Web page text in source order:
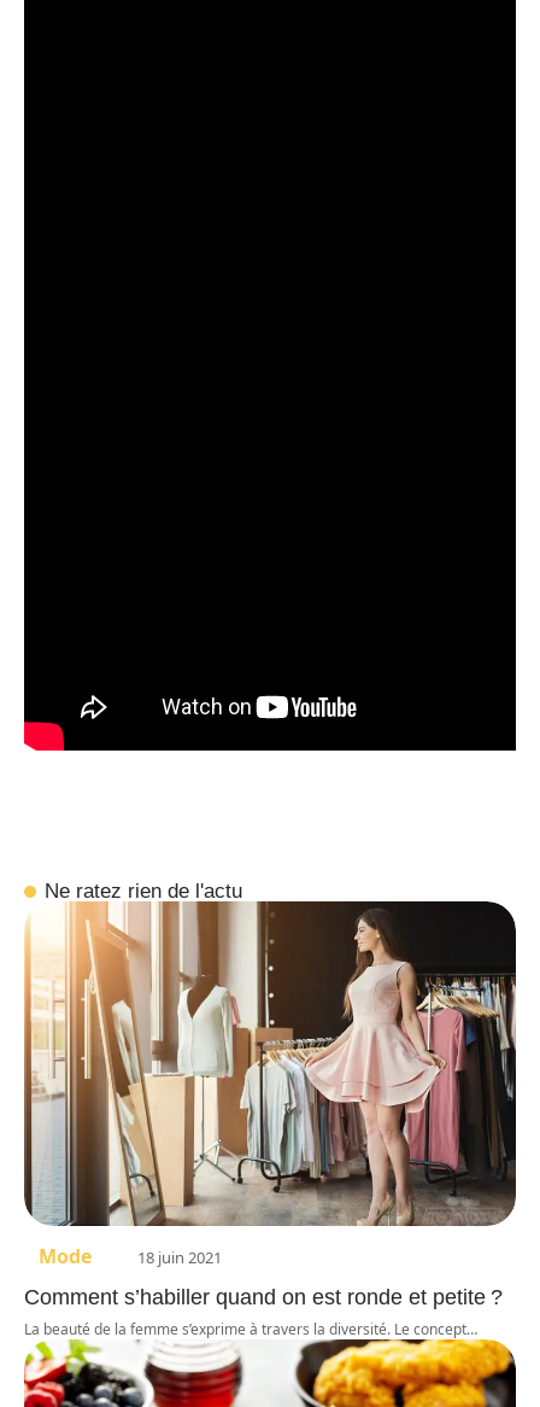
Ne ratez rien de l'actu
Mode 18 juin 2021
Comment s’habiller quand on est ronde et petite ?
La beauté de la femme s’exprime à travers la diversité. Le concept…